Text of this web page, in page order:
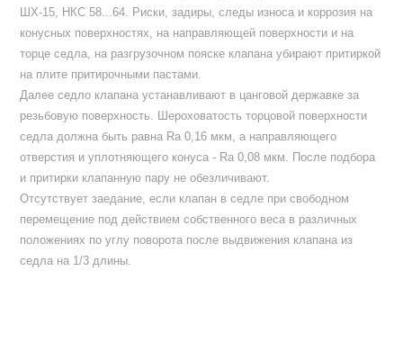
ШХ-15, НКС 58...64. Риски, задиры, следы износа и коррозия на
конусных поверхностях, на направляющей поверхности и на
торце седла, на разгрузочном пояске клапана убирают притиркой
на плите притирочными пастами.
Далее седло клапана устанавливают в цанговой державке за
резьбовую поверхность. Шероховатость торцовой поверхности
седла должна быть равна Rа 0,16 мкм, а направляющего
отверстия и уплотняющего конуса - Rа 0,08 мкм. После подбора
и притирки клапанную пару не обезличивают.
Отсутствует заедание, если клапан в седле при свободном
перемещение под действием собственного веса в различных
положениях по углу поворота после выдвижения клапана из
седла на 1/3 длины.